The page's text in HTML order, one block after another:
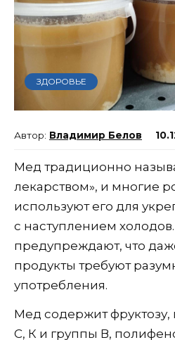
ЗДОРОВЬЕ
Владимир Белов
Мед традиционно
лекарством», и многие
используют его для
с наступлением
предупреждают, что
продукты требуют
употребления.
Мед содержит фруктозу,
С, К и группы В,